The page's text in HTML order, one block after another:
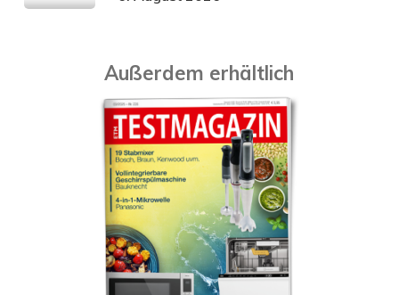
Außerdem erhältlich